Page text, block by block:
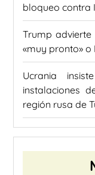
bloqueo contra
Trump
«muy pronto» o
Ucrania
instalaciones
región rusa de